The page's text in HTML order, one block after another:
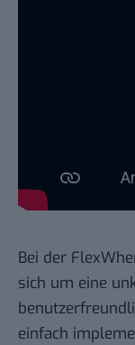
Bei der
sich um eine
einfach